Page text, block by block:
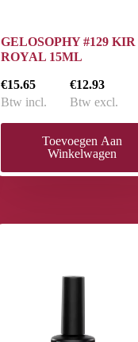
GELOSOPHY #129 KIR
ROYAL 15ML
€15.65
Btw incl.
€12.93
Btw excl.
Toevoegen Aan
Winkelwagen